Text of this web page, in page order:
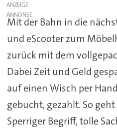
ANZEIGE
Mit der Bahn in die
und eScooter zum
zurück mit dem
Dabei Zeit und Geld
auf einen Wisch per
gebucht, gezahlt. So
Sperriger Begriff, tolle